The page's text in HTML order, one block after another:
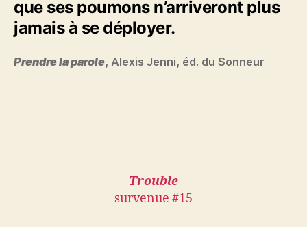
que ses poumons n’arriveront plus
jamais à se déployer.
Prendre la parole, Alexis Jenni, éd. du Sonneur
Trouble
survenue #15